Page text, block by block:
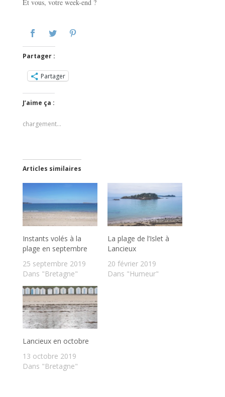
Et vous, votre week-end ?
Partager :
Partager
J’aime ça :
chargement…
Articles similaires
Instants volés à la
plage en septembre
25 septembre 2019
Dans "Bretagne"
La plage de l’Islet à
Lancieux
20 février 2019
Dans "Humeur"
Lancieux en octobre
13 octobre 2019
Dans "Bretagne"